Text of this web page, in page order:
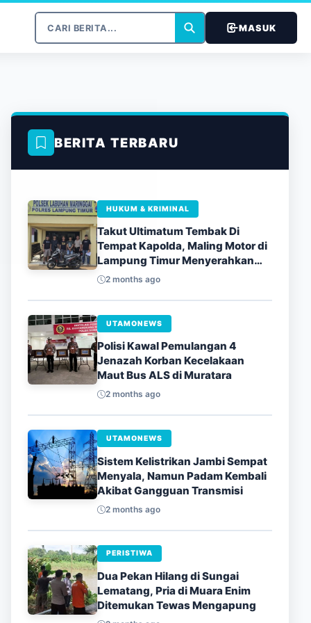
MASUK
BERITA TERBARU
HUKUM & KRIMINAL
Takut Ultimatum Tembak Di
Tempat Kapolda, Maling Motor di
Lampung Timur Menyerahkan
Diri2 months ago
UTAMONEWS
Polisi Kawal Pemulangan 4
Jenazah Korban Kecelakaan
Maut Bus ALS di Muratara
2 months ago
UTAMONEWS
Sistem Kelistrikan Jambi Sempat
Menyala, Namun Padam Kembali
Akibat Gangguan Transmisi
2 months ago
PERISTIWA
Dua Pekan Hilang di Sungai
Lematang, Pria di Muara Enim
Ditemukan Tewas Mengapung